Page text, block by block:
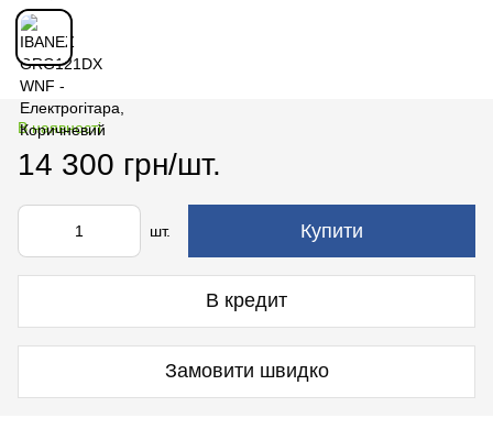
В наявності
14 300 грн/шт.
шт. Купити
В кредит
Замовити швидко